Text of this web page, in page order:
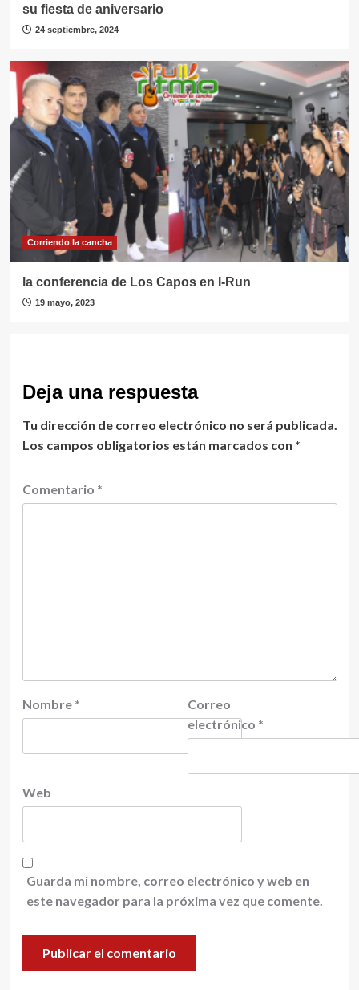
su fiesta de aniversario
24 septiembre, 2024
Corriendo la cancha
la conferencia de Los Capos en I-Run
19 mayo, 2023
Deja una respuesta
Tu dirección de correo electrónico no será publicada.
Los campos obligatorios están marcados con *
Comentario *
Nombre *
Correo
electrónico *
Web
Guarda mi nombre, correo electrónico y web en
este navegador para la próxima vez que comente.